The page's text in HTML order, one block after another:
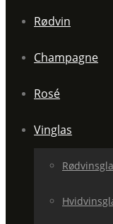
Rødvin
Champagne
Rosé
Vinglas